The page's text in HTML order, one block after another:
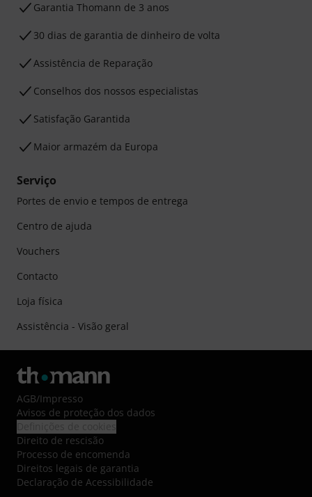
Garantia Thomann de 3 anos
30 dias de garantia de dinheiro de volta
Assistência de Reparação
Conselhos dos nossos especialistas
Satisfação Garantida
Maior armazém da Europa
Serviço
Portes de envio e tempos de entrega
Centro de ajuda
Vouchers
Contacto
Loja física
Assistência - Visão geral
AGB/Impresso
Avisos de proteção dos dados
Direito de rescisão
Processo de encomenda
Direitos legais de garantia
Declaração de Acessibilidade